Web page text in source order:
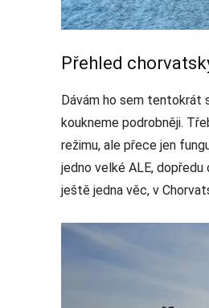
Přehled
Dávám ho sem tentokrát
koukneme podrobněji.
režimu, ale přece jen
jedno velké ALE,
ještě jedna věc, v